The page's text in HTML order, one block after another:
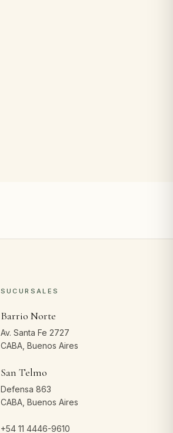
SUCURSALES
Barrio Norte
Av. Santa Fe 2727
CABA, Buenos Aires
San Telmo
Defensa 863
CABA, Buenos Aires
+54 11 4446-9610